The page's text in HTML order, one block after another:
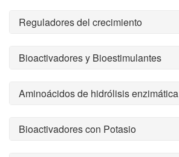
Reguladores del crecimiento
Bioactivadores y Bioestimulantes
Aminoácidos de hidrólisis enzimática
Bioactivadores con Potasio